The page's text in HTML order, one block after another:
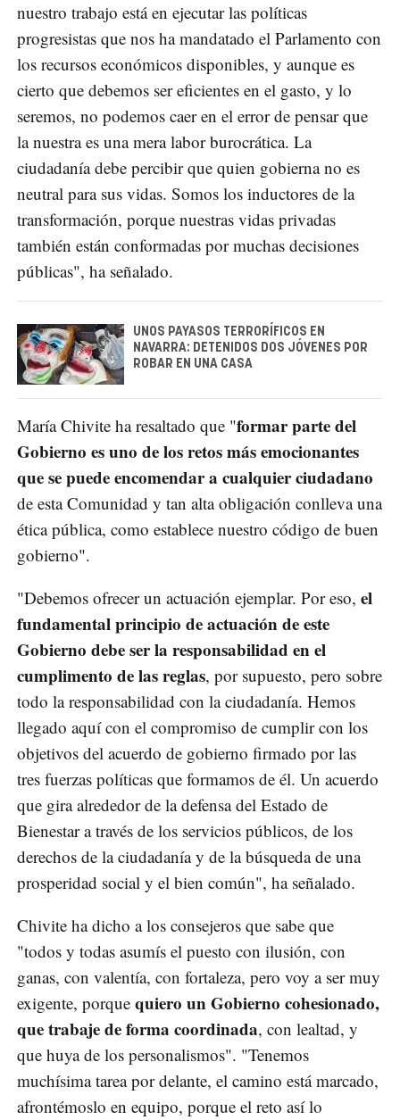
nuestro trabajo está en ejecutar las políticas
progresistas que nos ha mandatado el Parlamento con
los recursos económicos disponibles, y aunque es
cierto que debemos ser eficientes en el gasto, y lo
seremos, no podemos caer en el error de pensar que
la nuestra es una mera labor burocrática. La
ciudadanía debe percibir que quien gobierna no es
neutral para sus vidas. Somos los inductores de la
transformación, porque nuestras vidas privadas
también están conformadas por muchas decisiones
públicas", ha señalado.
UNOS PAYASOS TERRORÍFICOS EN
NAVARRA: DETENIDOS DOS JÓVENES POR
ROBAR EN UNA CASA
María Chivite ha resaltado que "formar parte del
Gobierno es uno de los retos más emocionantes
que se puede encomendar a cualquier ciudadano
de esta Comunidad y tan alta obligación conlleva una
ética pública, como establece nuestro código de buen
gobierno".
"Debemos ofrecer un actuación ejemplar. Por eso, el
fundamental principio de actuación de este
Gobierno debe ser la responsabilidad en el
cumplimento de las reglas, por supuesto, pero sobre
todo la responsabilidad con la ciudadanía. Hemos
llegado aquí con el compromiso de cumplir con los
objetivos del acuerdo de gobierno firmado por las
tres fuerzas políticas que formamos de él. Un acuerdo
que gira alrededor de la defensa del Estado de
Bienestar a través de los servicios públicos, de los
derechos de la ciudadanía y de la búsqueda de una
prosperidad social y el bien común", ha señalado.
Chivite ha dicho a los consejeros que sabe que
"todos y todas asumís el puesto con ilusión, con
ganas, con valentía, con fortaleza, pero voy a ser muy
exigente, porque quiero un Gobierno cohesionado,
que trabaje de forma coordinada, con lealtad, y
que huya de los personalismos". "Tenemos
muchísima tarea por delante, el camino está marcado,
afrontémoslo en equipo, porque el reto así lo